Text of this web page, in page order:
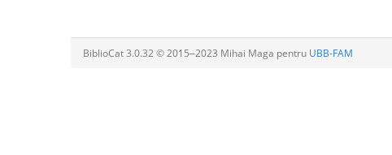
BiblioCat 3.0.32 © 2015‒2023 Mihai Maga pentru UBB-FAM